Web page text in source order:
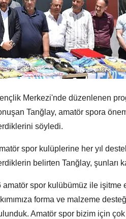
Merkezi'nde düzenlenen
Tanğlay, amatör spora
söyledi.
spor kulüplerine her yıl
belirten Tanğlay, şunları
amatör spor kulübümüz ile işitme
forma ve malzeme
Amatör spor bizim için çok